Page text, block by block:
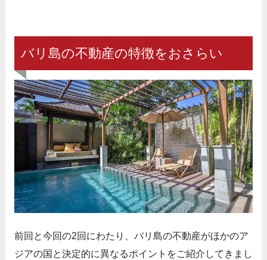
バリ島の不動産の特徴をおさらい
前回と今回の2回にわたり、バリ島の不動産がほかのア
ジアの国と決定的に異なるポイントをご紹介してきまし